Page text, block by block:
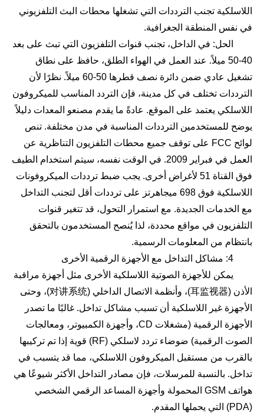
اللاسلكية تجنب الترددات التي تشغلها محطات البث التلفزيوني
في نفس المنطقة الجغرافية.
الحل: في الداخل، تجنب قنوات التلفزيون التي تبث على بعد
40-50 ميلاً. عند العمل في الهواء الطلق، حافظ على نطاق
تشغيل عادي ضمن دائرة نصف قطرها 50-60 ميلاً. نظرًا لأن
الترددات تختلف في كل مدينة، فإن التردد المناسب للميكروفون
اللاسلكي يعتمد على الموقع. عادةً ما يقدم مصنعو المعدات دليلاً
يوضح للمستخدمين الترددات المناسبة في مدن مختلفة. تنص
لوائح FCC على توقف جميع محطات التلفزيون التناظرية عن
العمل في فبراير 2009. في الوقت نفسه، سيتم استخدام الطيف
فوق القناة 51 لأغراض أخرى. يجب ضبط ترددات الميكروفونات
اللاسلكية فوق 698 ميجاهرتز على ترددات أقل لتجنب التداخل
مع الخدمات الجديدة. مع استمرار التحول، قد تتغير قنوات
التلفزيون في مواقع محددة، لذا يُنصح المستخدمون بالتحقق
بانتظام من المعلومات الرسمية.
يمكن للأجهزة الصوتية اللاسلكية الأخرى مثل أجهزة مراقبة
الأذن (耳监视器)، وأنظمة الاتصال الداخلي (对讲系统)، وحتى
الأجهزة غير اللاسلكية أن تسبب مشاكل تداخل. غالبًا ما تصدر
الأجهزة الرقمية (مشغلات CD، وأجهزة الكمبيوتر، ومعالجات
الصوت الرقمية) ضوضاء تردد لاسلكي (RF) قوية إذا تم تركيبها
بالقرب من مستقبل الميكروفون اللاسلكي، مما قد يتسبب في
تداخل. بالنسبة للمرسلات، فإن مصادر التداخل الأكثر شيوعًا هي
هواتف GSM المحمولة وأجهزة المساعد الرقمي الشخصي
(PDA) التي يحملها المقدم.